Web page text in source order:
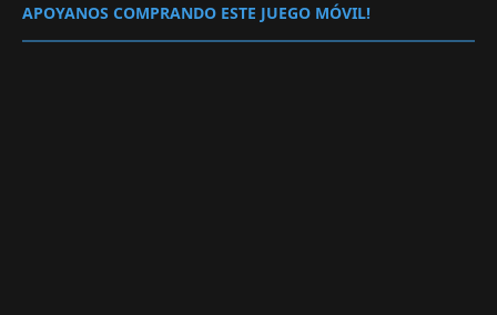
APOYANOS COMPRANDO ESTE JUEGO MÓVIL!